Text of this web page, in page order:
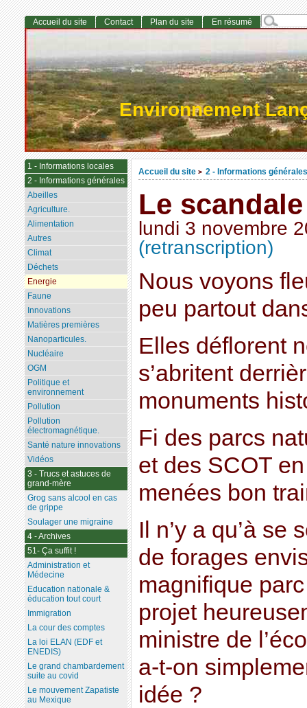
Environnement
Accueil du site > 2 - Informations générales
Le
lundi 3 novembre
(retranscription)
Nous voyons
peu partout
Elles déflorent
s’abritent
monuments
Fi des parcs
et des SCOT
menées bon
Il n’y a qu’à se
de forages
magnifique
projet
ministre de
a-t-on
idée ?
Accueil du site Contact Plan du site En résumé
1 - Informations locales
2 - Informations générales
Abeilles
Agriculture.
Alimentation
Autres
Climat
Déchets
Energie
Faune
Innovations
Matières premières
Nanoparticules.
Nucléaire
OGM
Politique et
environnement
Pollution
Pollution
électromagnétique.
Santé nature innovations
Vidéos
3 - Trucs et astuces de
grand-mère
Grog sans alcool en cas
de grippe
Soulager une migraine
4 - Archives
51- Ça suffit !
Administration et
Médecine
Education nationale &
éducation tout court
Immigration
La cour des comptes
La loi ELAN (EDF et
ENEDIS)
Le grand chambardement
suite au covid
Le mouvement Zapatiste
au Mexique